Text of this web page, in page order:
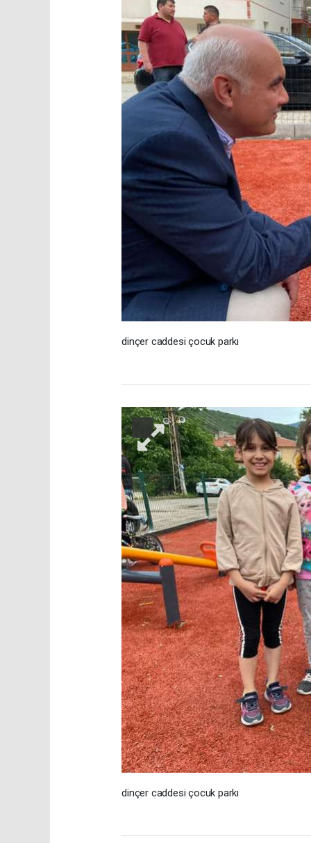
dinçer caddesi çocuk parkı
dinçer caddesi çocuk parkı